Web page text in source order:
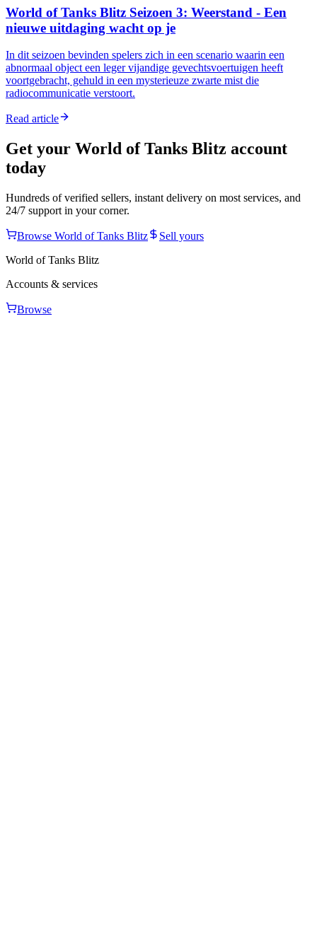
World of Tanks Blitz Seizoen 3: Weerstand - Een
nieuwe uitdaging wacht op je
In dit seizoen bevinden spelers zich in een scenario waarin een
abnormaal object een leger vijandige gevechtsvoertuigen heeft
voortgebracht, gehuld in een mysterieuze zwarte mist die
radiocommunicatie verstoort.
Read article
Get your World of Tanks Blitz account
today
Hundreds of verified sellers, instant delivery on most services, and
24/7 support in your corner.
Browse World of Tanks Blitz
Sell yours
World of Tanks Blitz
Accounts & services
Browse